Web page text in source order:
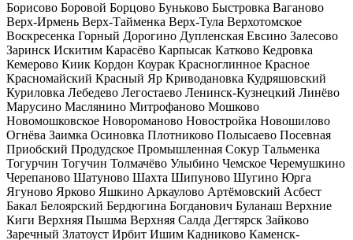
Борисово Боровой Борцово Буньково Быстровка Ваганово
Верх-Ирмень Верх-Тайменка Верх-Тула Верхотомское
Воскресенка Горный Дорогино Дупленская Евсино Залесово
Заринск Искитим Карасёво Карпысак Катково Кедровка
Кемерово Киик Кордон Коурак Красноглинное Красное
Красномайский Красный Яр Криводановка Кудряшовский
Куриловка Лебедево Легостаево Ленинск-Кузнецкий Линёво
Марусино Маслянино Митрофаново Мошково
Новомошковское Новороманово Новостройка Новошилово
Огнёва Заимка Осиновка Плотниково Полысаево Посевная
Приобский Продудское Промышленная Сокур Тальменка
Тогурчин Тогучин Толмачёво Улыбино Чемское Черемушкино
Черепаново Шатуново Шахта Шипуново Шугино Юрга
Ягуново Ярково Яшкино Аркаулово Артёмовский Асбест
Бакал Белоярский Бердюгина Богданович Буланаш Верхние
Киги Верхняя Пышма Верхняя Салда Дегтярск Зайково
Заречный Златоуст Ирбит Ишим Кадниково Каменск-